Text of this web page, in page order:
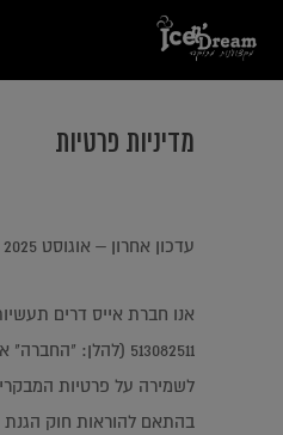
מדיניות פרטיות
עדכון אחרון – אוגוסט 2025
אנו חברת אייס דרים
513082511 (להלן:
לשמירה על פרטיות
בהתאם להוראות חוק הגנת